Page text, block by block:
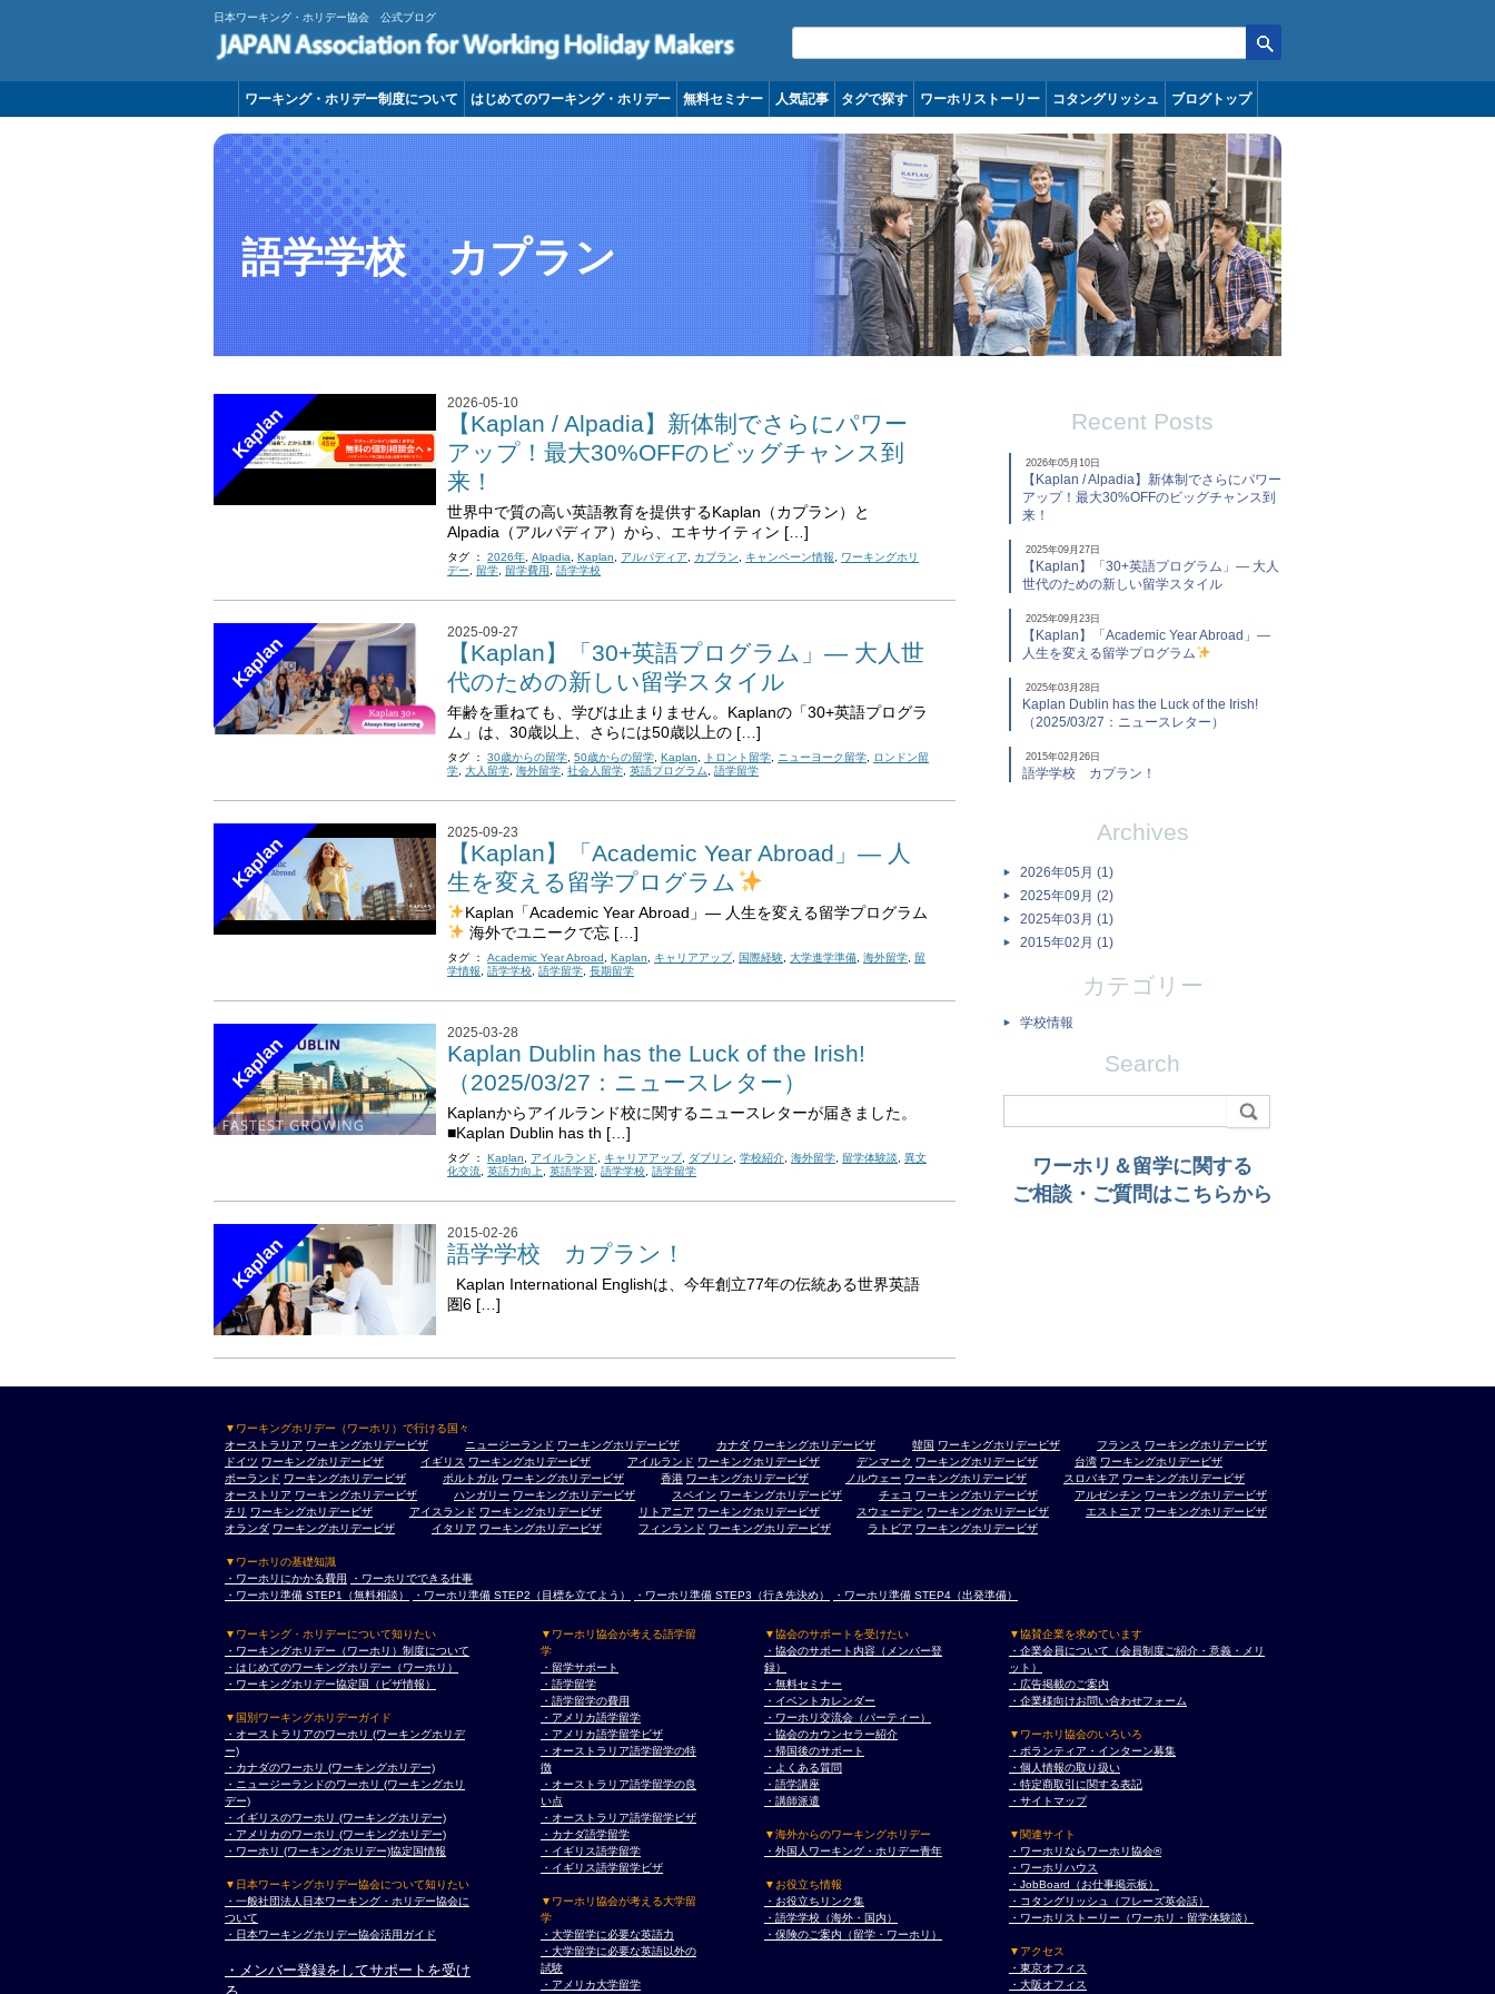
日本ワーキング・ホリデー協会 公式ブログ
コンテンツへ移動
ワーキング・ホリデー制度について はじめてのワーキング・ホリデー 無料セミナー 人気記事 タグで探す ワーホリストーリー コタングリッシュ ブログトップ
語学学校 カプラン
Kaplan
2026-05-10
【Kaplan / Alpadia】新体制でさらにパワー
アップ！最大30%OFFのビッグチャンス到
来！
世界中で質の高い英語教育を提供するKaplan（カプラン）と
Alpadia（アルパディア）から、エキサイティン […]
タグ ：2026年,Alpadia, Kaplan, アルパディア, カプラン, キャンペーン情報, ワーキングホリ
デー,留学,留学費用 ,語学学校
Kaplan
2025-09-27
【Kaplan】「30+英語プログラム」― 大人世
代のための新しい留学スタイル
年齢を重ねても、学びは止まりません。Kaplanの「30+英語プログラ
ム」は、30歳以上、さらには50歳以上の […]
タグ ：30歳からの留学,50歳からの留学, Kaplan, トロント留学, ニューヨーク留学, ロンドン留
学,大人留学,海外留学,社会人留学,英語プログラム,語学留学
Kaplan
2025-09-23
【Kaplan】「Academic Year Abroad」― 人
生を変える留学プログラム
Kaplan「Academic Year Abroad」― 人生を変える留学プログラム
海外でユニークで忘 […]
タグ ：Academic Year Abroad , Kaplan, キャリアアップ, 国際経験,大学進学準備,海外留学,留
学情報,語学学校,語学留学,長期留学
Kaplan
2025-03-28
Kaplan Dublin has the Luck of the Irish!
（2025/03/27：ニュースレター）
Kaplanからアイルランド校に関するニュースレターが届きました。
■Kaplan Dublin has th […]
タグ ： Kaplan, アイルランド, キャリアアップ, ダブリン,学校紹介,海外留学,留学体験談,異文
化交流,英語力向上,英語学習,語学学校,語学留学
Kaplan
2015-02-26
語学学校 カプラン！
Kaplan International Englishは、今年創立77年の伝統ある世界英語
圏6 […]
Recent Posts
2026年05月10日
【Kaplan / Alpadia】新体制でさらにパワー
アップ！最大30%OFFのビッグチャンス到
来！
2025年09月27日
【Kaplan】「30+英語プログラム」― 大人
世代のための新しい留学スタイル
2025年09月23日
【Kaplan】「Academic Year Abroad」―
人生を変える留学プログラム
2025年03月28日
Kaplan Dublin has the Luck of the Irish!
（2025/03/27：ニュースレター）
2015年02月26日
語学学校 カプラン！
Archives
2026年05月 (1)
2025年09月 (2)
2025年03月 (1)
2015年02月 (1)
カテゴリー
学校情報
Search
ワーホリ＆留学に関する
ご相談・ご質問はこちらから
▼ワーキングホリデー（ワーホリ）で行ける国々
オーストラリア ワーキングホリデービザ ニュージーランド ワーキングホリデービザ カナダ ワーキングホリデービザ 韓国 ワーキングホリデービザ フランス ワーキングホリデービザ
ドイツ ワーキングホリデービザ イギリス ワーキングホリデービザ アイルランド ワーキングホリデービザ デンマーク ワーキングホリデービザ 台湾 ワーキングホリデービザ
ポーランド ワーキングホリデービザ ポルトガル ワーキングホリデービザ 香港 ワーキングホリデービザ ノルウェー ワーキングホリデービザ スロバキア ワーキングホリデービザ
オーストリア ワーキングホリデービザ ハンガリー ワーキングホリデービザ スペイン ワーキングホリデービザ チェコ ワーキングホリデービザ アルゼンチン ワーキングホリデービザ
チリ ワーキングホリデービザ アイスランド ワーキングホリデービザ リトアニア ワーキングホリデービザ スウェーデン ワーキングホリデービザ エストニア ワーキングホリデービザ
オランダ ワーキングホリデービザ イタリア ワーキングホリデービザ フィンランド ワーキングホリデービザ ラトビア ワーキングホリデービザ
▼ワーホリの基礎知識
・ワーホリにかかる費用
・ワーホリでできる仕事
・ワーホリ準備 STEP1（無料相談）
・ワーホリ準備 STEP2（目標を立てよう） ・ワーホリ準備 STEP3（行き先決め） ・ワーホリ準備 STEP4（出発準備）
▼ワーキング・ホリデーについて知りたい
・ワーキングホリデー（ワーホリ）制度について
・はじめてのワーキングホリデー（ワーホリ）
・ワーキングホリデー協定国（ビザ情報）
▼国別ワーキングホリデーガイド
・オーストラリアのワーホリ (ワーキングホリデ
ー)
・カナダのワーホリ (ワーキングホリデー)
・ニュージーランドのワーホリ (ワーキングホリ
デー)
・イギリスのワーホリ (ワーキングホリデー)
・アメリカのワーホリ (ワーキングホリデー)
・ワーホリ (ワーキングホリデー)協定国情報
▼日本ワーキングホリデー協会について知りたい
・一般社団法人日本ワーキング・ホリデー協会に
ついて
・日本ワーキングホリデー協会活用ガイド
・メンバー登録をしてサポートを受け
▼ワーホリ協会が考える語学留
学
・留学サポート
・語学留学
・語学留学の費用
・アメリカ語学留学
・アメリカ語学留学ビザ
・オーストラリア語学留学の特
徴
・オーストラリア語学留学の良
い点
・オーストラリア語学留学ビザ
・カナダ語学留学
・イギリス語学留学
・イギリス語学留学ビザ
▼ワーホリ協会が考える大学留
学
・大学留学に必要な英語力
・大学留学に必要な英語以外の
試験
・アメリカ大学留学
▼協会のサポートを受けたい
・協会のサポート内容（メンバー登
録）
・無料セミナー
・イベントカレンダー
・ワーホリ交流会（パーティー）
・協会のカウンセラー紹介
・帰国後のサポート
・よくある質問
・語学講座
・講師派遣
▼海外からのワーキングホリデー
・外国人ワーキング・ホリデー青年
▼お役立ち情報
・お役立ちリンク集
・語学学校（海外・国内）
・保険のご案内（留学・ワーホリ）
▼協賛企業を求めています
・企業会員について（会員制度ご紹介・意義・メリ
ット）
・広告掲載のご案内
・企業様向けお問い合わせフォーム
▼ワーホリ協会のいろいろ
・ボランティア・インターン募集
・個人情報の取り扱い
・特定商取引に関する表記
・サイトマップ
▼関連サイト
・ワーホリならワーホリ協会®︎
・ワーホリハウス
・JobBoard（お仕事掲示板）
・コタングリッシュ（フレーズ英会話）
・ワーホリストーリー（ワーホリ・留学体験談）
▼アクセス
・東京オフィス
・大阪オフィス